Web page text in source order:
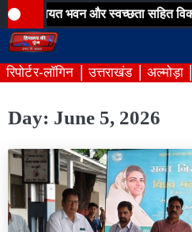
Skip
to
content
भवन और स्वच्छता सहित विकास मुद्दों
रिपोर्टर-लॉगिन उत्तराखंड अल्मोड़ा
Day: June 5, 2026